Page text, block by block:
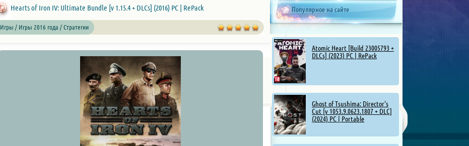
Популярное на сайте
Atomic Heart [Build 23005793 +
DLCs] (2023) PC | RePack
Ghost of Tsushima: Director's
Cut [v 1053.9.0623.1807 + DLC]
(2024) PC | Portable
Hearts of Iron IV: Ultimate Bundle [v 1.15.4 + DLCs] (2016) PC | RePack
Игры / Игры 2016 года / Стратегии